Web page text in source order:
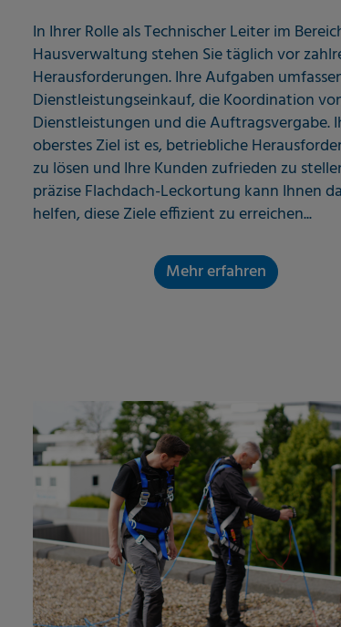
In Ihrer Rolle als Technischer Leiter im
Hausverwaltung stehen Sie täglich vor
Herausforderungen. Ihre Aufgaben
Dienstleistungseinkauf, die Koordination
Dienstleistungen und die Auftragsvergabe.
oberstes Ziel ist es, betriebliche
zu lösen und Ihre Kunden zufrieden zu
präzise Flachdach-Leckortung kann Ihnen
helfen, diese Ziele effizient zu erreichen...
Mehr erfahren